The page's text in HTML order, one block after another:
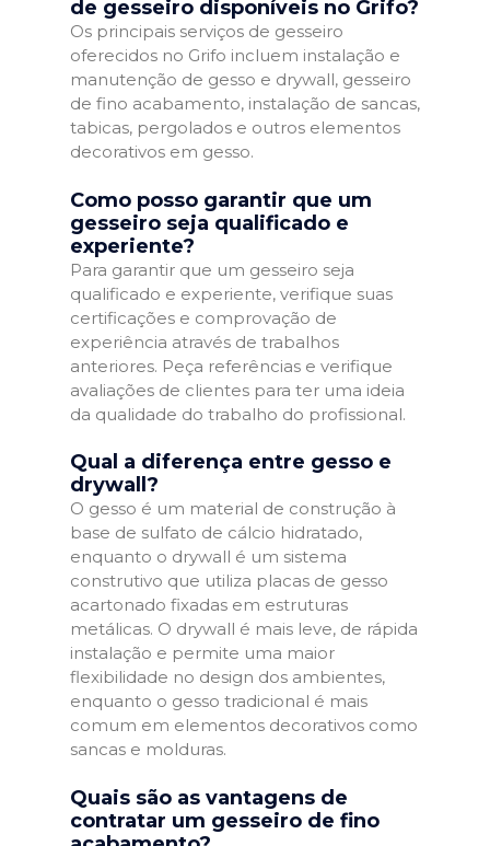
de gesseiro disponíveis no Grifo?
Os principais serviços de gesseiro
oferecidos no Grifo incluem instalação e
manutenção de gesso e drywall, gesseiro
de fino acabamento, instalação de sancas,
tabicas, pergolados e outros elementos
decorativos em gesso.
Como posso garantir que um
gesseiro seja qualificado e
experiente?
Para garantir que um gesseiro seja
qualificado e experiente, verifique suas
certificações e comprovação de
experiência através de trabalhos
anteriores. Peça referências e verifique
avaliações de clientes para ter uma ideia
da qualidade do trabalho do profissional.
Qual a diferença entre gesso e
drywall?
O gesso é um material de construção à
base de sulfato de cálcio hidratado,
enquanto o drywall é um sistema
construtivo que utiliza placas de gesso
acartonado fixadas em estruturas
metálicas. O drywall é mais leve, de rápida
instalação e permite uma maior
flexibilidade no design dos ambientes,
enquanto o gesso tradicional é mais
comum em elementos decorativos como
sancas e molduras.
Quais são as vantagens de
contratar um gesseiro de fino